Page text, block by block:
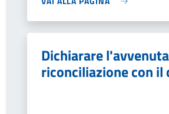
Dichiarare l'avvenuta
riconciliazione con il